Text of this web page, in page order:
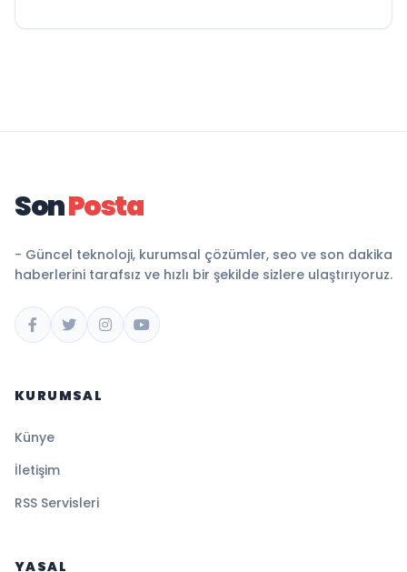
SonPosta
- Güncel teknoloji, kurumsal çözümler, seo ve son dakika
haberlerini tarafsız ve hızlı bir şekilde sizlere ulaştırıyoruz.
KURUMSAL
Künye
İletişim
RSS Servisleri
YASAL